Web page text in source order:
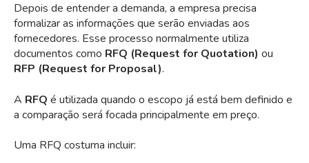
Depois de entender a demanda, a empresa precisa
formalizar as informações que serão enviadas aos
fornecedores. Esse processo normalmente utiliza
documentos como RFQ (Request for Quotation) ou
RFP (Request for Proposal).
A RFQ é utilizada quando o escopo já está bem definido e
a comparação será focada principalmente em preço.
Uma RFQ costuma incluir: